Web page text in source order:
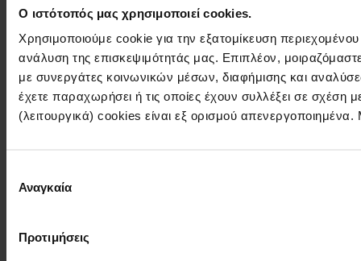
Ο ιστότοπός μας χρησιμοποιεί cookies.
Χρησιμοποιούμε cookie για την εξατομίκευση
ανάλυση της επισκεψιμότητάς μας. Επιπλέον,
με συνεργάτες κοινωνικών μέσων, διαφήμισης και
έχετε παραχωρήσει ή τις οποίες έχουν συλλέξει σε
(λειτουργικά) cookies είναι εξ ορισμού
συγκατάθεσης
Αναγκαία
Προτιμήσεις